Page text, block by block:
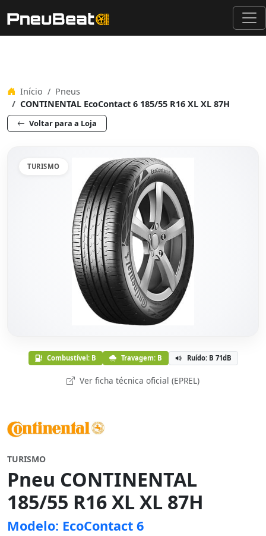
Início
Pneus
CONTINENTAL EcoContact 6 185/55 R16 XL XL 87H
Voltar para a Loja
TURISMO
Combustível: B Travagem: B Ruído: B 71dB
Ver ficha técnica oficial (EPREL)
TURISMO
Pneu CONTINENTAL
185/55 R16 XL XL 87H
Modelo: EcoContact 6